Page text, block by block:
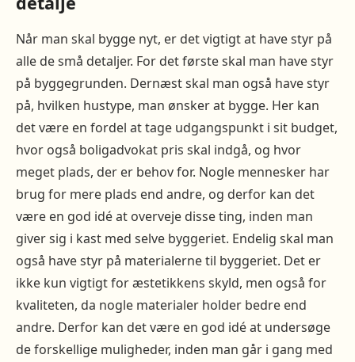
Når man skal bygge nyt, er det vigtigt at have styr på
alle de små detaljer. For det første skal man have styr
på byggegrunden. Dernæst skal man også have styr
på, hvilken hustype, man ønsker at bygge. Her kan
det være en fordel at tage udgangspunkt i sit budget,
hvor også boligadvokat pris skal indgå, og hvor
meget plads, der er behov for. Nogle mennesker har
brug for mere plads end andre, og derfor kan det
være en god idé at overveje disse ting, inden man
giver sig i kast med selve byggeriet. Endelig skal man
også have styr på materialerne til byggeriet. Det er
ikke kun vigtigt for æstetikkens skyld, men også for
kvaliteten, da nogle materialer holder bedre end
andre. Derfor kan det være en god idé at undersøge
de forskellige muligheder, inden man går i gang med